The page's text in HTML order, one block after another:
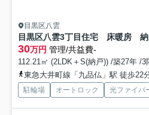
目黒区八雲
30万円 管理/共益費-
112.21㎡ (2LDK＋S(納戸)) /築27年 /3
東急大井町線「九品仏」駅 徒歩22
駐輪場 オートロック 光ファイバ